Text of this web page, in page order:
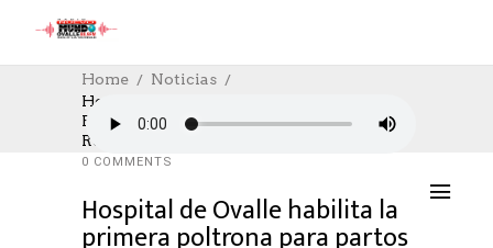
Home
Noticias
Hospital De Ovalle Habilita La Primera
Poltrona Para Partos Verticales En La
Región De Coquimbo
NOTICIAS,SALUD,SOCIAL
24/05/2023
AUTHOR: HECTOR
0 COMMENTS
Hospital de Ovalle habilita la
primera poltrona para partos